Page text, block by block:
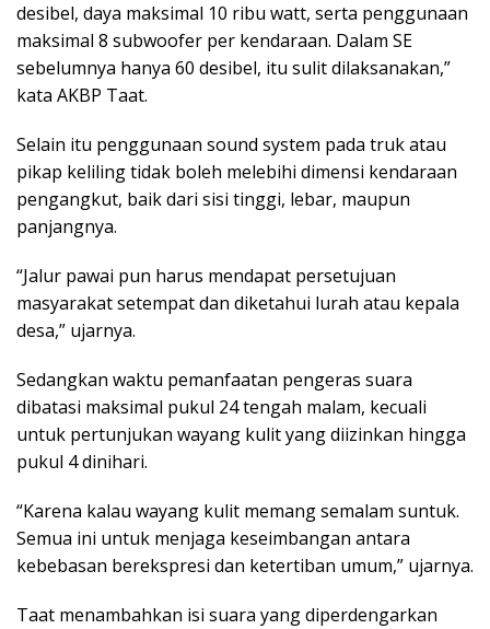
desibel, daya maksimal 10 ribu watt, serta penggunaan
maksimal 8 subwoofer per kendaraan. Dalam SE
sebelumnya hanya 60 desibel, itu sulit dilaksanakan,”
kata AKBP Taat.
Selain itu penggunaan sound system pada truk atau
pikap keliling tidak boleh melebihi dimensi kendaraan
pengangkut, baik dari sisi tinggi, lebar, maupun
panjangnya.
“Jalur pawai pun harus mendapat persetujuan
masyarakat setempat dan diketahui lurah atau kepala
desa,” ujarnya.
Sedangkan waktu pemanfaatan pengeras suara
dibatasi maksimal pukul 24 tengah malam, kecuali
untuk pertunjukan wayang kulit yang diizinkan hingga
pukul 4 dinihari.
“Karena kalau wayang kulit memang semalam suntuk.
Semua ini untuk menjaga keseimbangan antara
kebebasan berekspresi dan ketertiban umum,” ujarnya.
Taat menambahkan isi suara yang diperdengarkan